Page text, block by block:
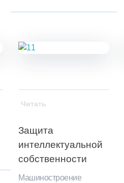
Защита
интеллектуальной
собственности
Машиностроение
Читать